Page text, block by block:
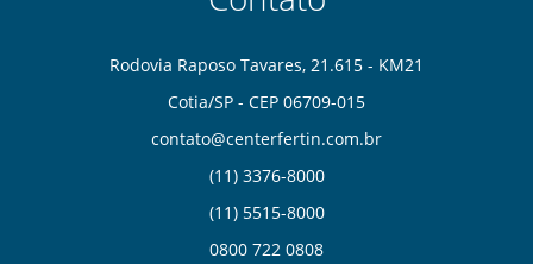
Rodovia Raposo Tavares, 21.615 - KM21
Cotia/SP - CEP 06709-015
contato@centerfertin.com.br
(11) 3376-8000
(11) 5515-8000
0800 722 0808